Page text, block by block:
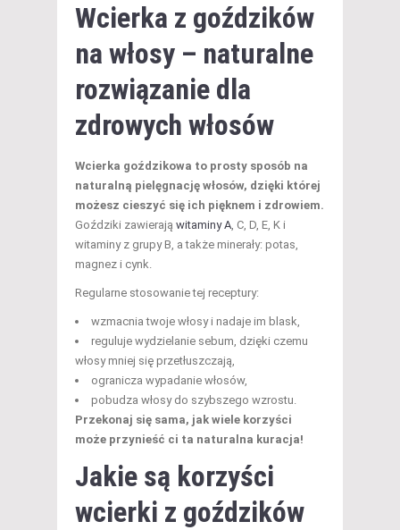
Wcierka z goździków
na włosy – naturalne
rozwiązanie dla
zdrowych włosów
Wcierka goździkowa to prosty sposób na
naturalną pielęgnację włosów, dzięki której
możesz cieszyć się ich pięknem i zdrowiem.
Goździki zawierają witaminy A, C, D, E, K i
witaminy z grupy B, a także minerały: potas,
magnez i cynk.
Regularne stosowanie tej receptury:
wzmacnia twoje włosy i nadaje im blask,
reguluje wydzielanie sebum, dzięki czemu
włosy mniej się przetłuszczają,
ogranicza wypadanie włosów,
pobudza włosy do szybszego wzrostu.
Przekonaj się sama, jak wiele korzyści
może przynieść ci ta naturalna kuracja!
Jakie są korzyści
wcierki z goździków